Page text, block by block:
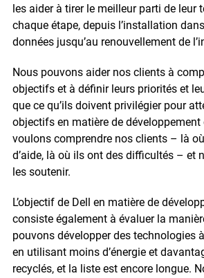
les aider à tirer le meilleur parti de leur
chaque étape, depuis l’installation
données jusqu’au renouvellement de
Nous pouvons aider nos clients à
objectifs et à définir leurs priorités et
que ce qu’ils doivent privilégier pour
objectifs en matière de développement
voulons comprendre nos clients – là
d’aide, là où ils ont des difficultés – et
les soutenir.
L’objectif de Dell en matière de
consiste également à évaluer la
pouvons développer des technologies
en utilisant moins d’énergie et
recyclés, et la liste est encore longue.